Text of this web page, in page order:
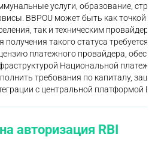
услуги, образование,
BBPOU может быть как точкой
так и техническим
получения такого статуса требуется
платежного провайдера,
Национальной
требования по капиталу,
с центральной платформой
авторизация RBI